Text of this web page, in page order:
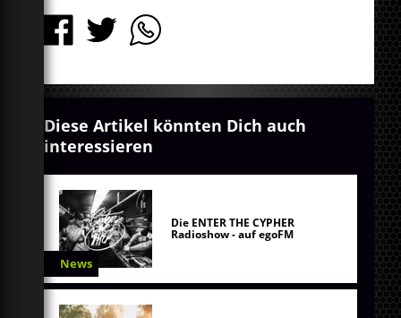
Diese Artikel könnten Dich auch
interessieren
News
Die ENTER THE CYPHER
Radioshow - auf egoFM